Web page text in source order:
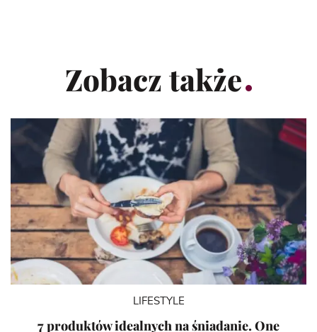
Zobacz także
LIFESTYLE
7 produktów idealnych na śniadanie. One